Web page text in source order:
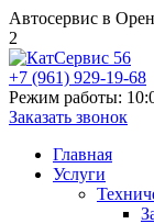
Автосервис в
2
+7 (961) 929-19-68
Режим работы:
Заказать звонок
Главная
Услуги